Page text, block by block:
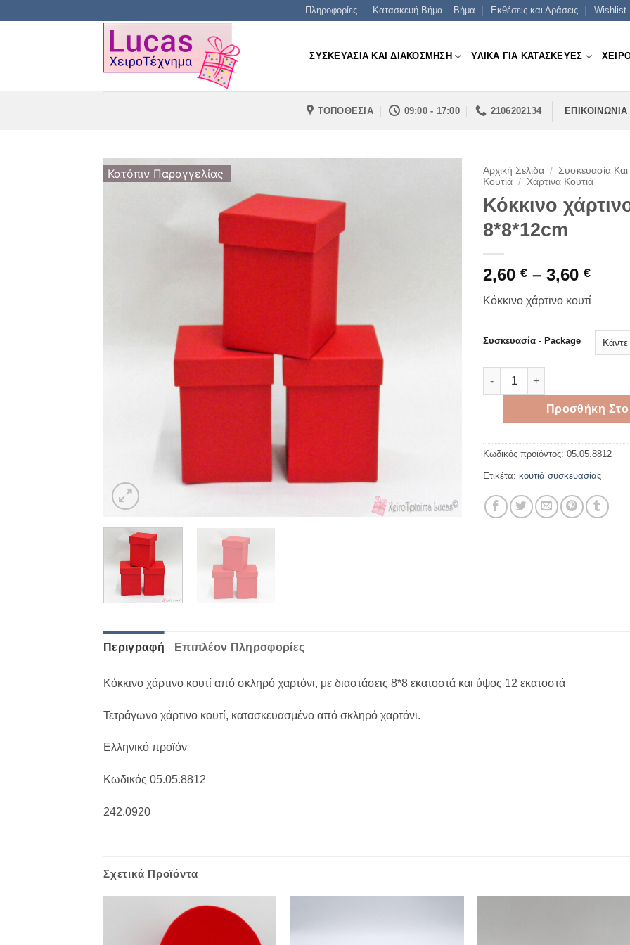
Πληροφορίες Κατασκευή Βήμα – Βήμα Εκθέσεις και Δράσεις Wishlist
ΣΥΣΚΕΥΑΣΙΑ ΚΑΙ ΔΙΑΚΟΣΜΗΣΗ ΥΛΙΚΑ ΓΙΑ ΚΑΤΑΣΚΕΥΕΣ
ΤΟΠΟΘΕΣΙΑ 09:00 - 17:00 2106202134 ΕΠΙΚΟΙΝΩΝΙΑ
Κατόπιν Παραγγελίας Αρχική Σελίδα / Συσκευασία
Κουτιά / Χάρτινα Κουτιά
Κόκκινο
8*8*12cm
2,60 € – 3,60 €Price
2,60 €
3,60
Κόκκινο χάρτινο κουτί
Συσκευασία - Package
Κόκκινο χάρτινο κουτί
Προσθήκη Στο
Κωδικός προϊόντος: 05.05.8812
Ετικέτα: κουτιά συσκευασίας
Περιγραφή Επιπλέον Πληροφορίες
Κόκκινο χάρτινο κουτί από σκληρό χαρτόνι, με διαστάσεις 8*8 εκατοστά και ύψος 12 εκατοστά
Τετράγωνο χάρτινο κουτί, κατασκευασμένο από σκληρό χαρτόνι.
Ελληνικό προϊόν
Κωδικός 05.05.8812
242.0920
Σχετικά Προϊόντα